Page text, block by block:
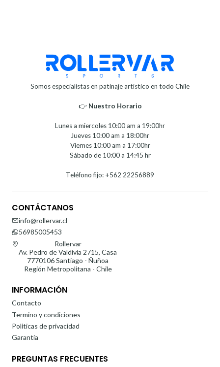
Somos especialistas en patinaje artístico en todo Chile
👉 Nuestro Horario⁣⁣
Lunes a miercoles 10:00 am a 19:00hr
Jueves 10:00 am a 18:00hr
Viernes 10:00 am a 17:00hr
Sábado de 10:00 a 14:45 hr
Teléfono fijo: +562 22256889
CONTÁCTANOS
info@rollervar.cl
56985005453
Rollervar
Av. Pedro de Valdivia 2715, Casa
7770106 Santiago - Ñuñoa
Región Metropolitana - Chile
INFORMACIÓN
Contacto
Termino y condiciones
Politicas de privacidad
Garantía
PREGUNTAS FRECUENTES